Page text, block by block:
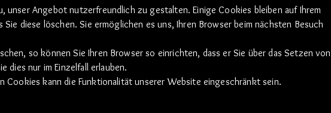
unser Angebot nutzerfreundlich zu gestalten. Einige Cookies bleiben auf Ihrem
Sie diese löschen. Sie ermöglichen es uns, Ihren Browser beim nächsten Besuch
so können Sie Ihren Browser so einrichten, dass er Sie über das Setzen von
dies nur im Einzelfall erlauben.
Cookies kann die Funktionalität unserer Website eingeschränkt sein.